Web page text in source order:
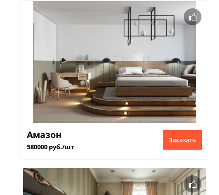
Амазон
580000 руб./шт
Заказать